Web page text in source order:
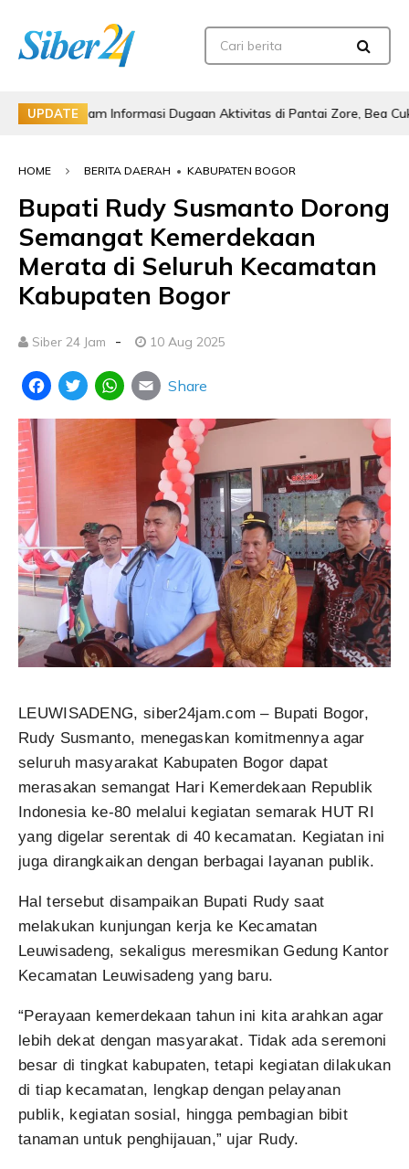
UPDATE
Informasi Dugaan Aktivitas di Pantai Zore, Bea Cukai Didorong
HOME BERITA DAERAH • KABUPATEN BOGOR
Bupati Rudy Susmanto Dorong
Semangat Kemerdekaan
Merata di Seluruh Kecamatan
Kabupaten Bogor
Siber 24 Jam - 10 Aug 2025
FacebookTwitterWhatsApp
Email
Share
LEUWISADENG, siber24jam.com – Bupati Bogor,
Rudy Susmanto, menegaskan komitmennya agar
seluruh masyarakat Kabupaten Bogor dapat
merasakan semangat Hari Kemerdekaan Republik
Indonesia ke-80 melalui kegiatan semarak HUT RI
yang digelar serentak di 40 kecamatan. Kegiatan ini
juga dirangkaikan dengan berbagai layanan publik.
Hal tersebut disampaikan Bupati Rudy saat
melakukan kunjungan kerja ke Kecamatan
Leuwisadeng, sekaligus meresmikan Gedung Kantor
Kecamatan Leuwisadeng yang baru.
“Perayaan kemerdekaan tahun ini kita arahkan agar
lebih dekat dengan masyarakat. Tidak ada seremoni
besar di tingkat kabupaten, tetapi kegiatan dilakukan
di tiap kecamatan, lengkap dengan pelayanan
publik, kegiatan sosial, hingga pembagian bibit
tanaman untuk penghijauan,” ujar Rudy.